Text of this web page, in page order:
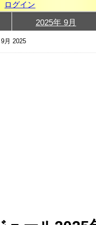
ログイン
2025年 9月
月 2025